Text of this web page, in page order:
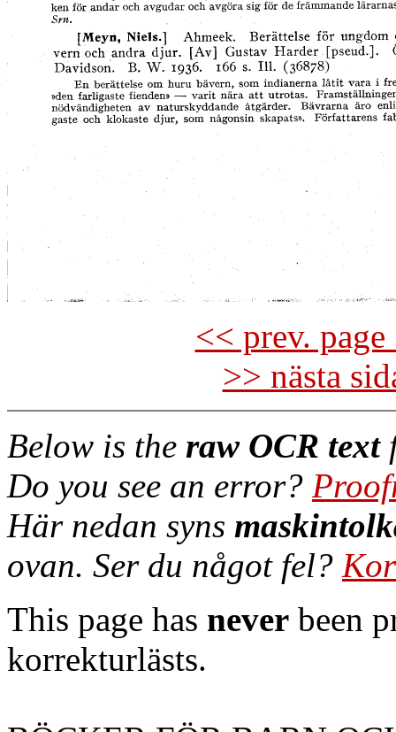
<< prev.
>> nästa
Below is the raw OCR text
Do you see an error?
Här nedan syns
ovan. Ser du något fel?
This page has never been
korrekturlästs.